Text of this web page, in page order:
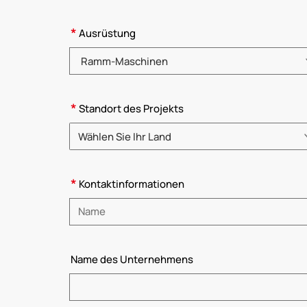
*Ausrüstung
*Standort des Projekts
Wählen Sie Ihr Land
* Kontaktinformationen
Name des Unternehmens